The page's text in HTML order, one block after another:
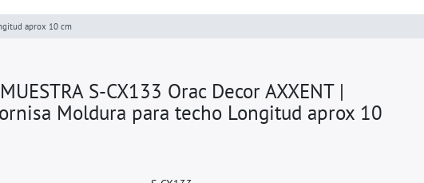
aprox 10 cm
S-CX133 Orac Decor AXXENT |
Moldura para techo Longitud aprox 10